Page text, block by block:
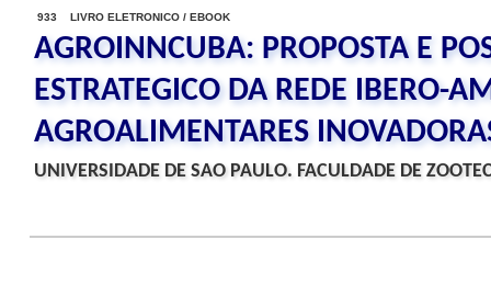
933 LIVRO ELETRONICO / EBOOK
AGROINNCUBA: PROPOSTA E
ESTRATEGICO DA REDE IBERO-
AGROALIMENTARES
UNIVERSIDADE DE SAO PAULO. FACULDADE DE